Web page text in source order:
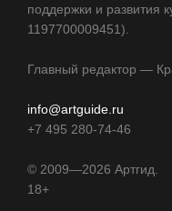
поддержки и развития
1197700009451).
Главный редактор —
info@artguide.ru
+7 495 280-74-46
© 2009—2026 Артгид.
18+